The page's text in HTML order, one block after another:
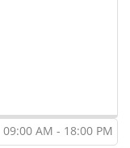
09:00 AM - 18:00 PM